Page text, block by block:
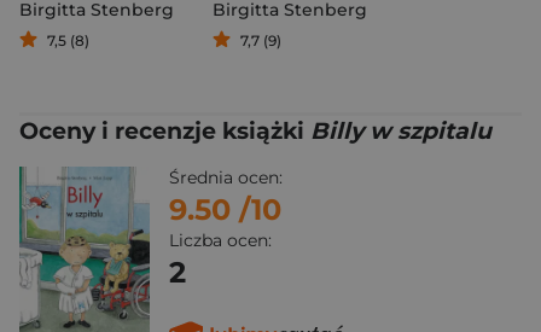
Birgitta Stenberg
7,5 (8)
Birgitta Stenberg
7,7 (9)
Oceny i recenzje książki Billy w szpitalu
Średnia ocen:
9.50 /10
Liczba ocen:
2